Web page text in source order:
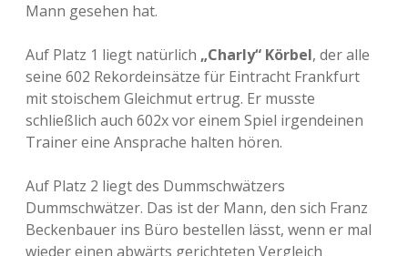
Mann gesehen hat.
Auf Platz 1 liegt natürlich „Charly“ Körbel, der alle
seine 602 Rekordeinsätze für Eintracht Frankfurt
mit stoischem Gleichmut ertrug. Er musste
schließlich auch 602x vor einem Spiel irgendeinen
Trainer eine Ansprache halten hören.
Auf Platz 2 liegt des Dummschwätzers
Dummschwätzer. Das ist der Mann, den sich Franz
Beckenbauer ins Büro bestellen lässt, wenn er mal
wieder einen abwärts gerichteten Vergleich